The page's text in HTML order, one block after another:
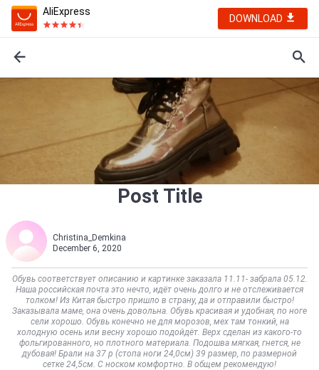
AliExpress
DOWNLOAD
Post Title
Christina_Demkina
December 6, 2020
Обувь соответствует описанию и картинке заказала 11.11- забрала 05.12.
Наша российская почта это нечто, идёт очень долго и не отслеживается
толком! Из Китая быстро пришло в страну, да и отправили быстро!
Заказывала маме, она очень довольна. Обувь красивая и удобная, по ноге
сели хорошо. Обувь конечно не для морозов, мех там тонкий, на
холодную осень или весну хорошо подойдёт. Верх сделан из какого-то
фольгированного, но плотного материала. Подошва мягкая, гнется, не
дубовая! Брали на 37 р (стопа ноги 24,0см) 39 размер, по размерной
сетке 24,5см. С носком комфортно. В общем рекомендую!